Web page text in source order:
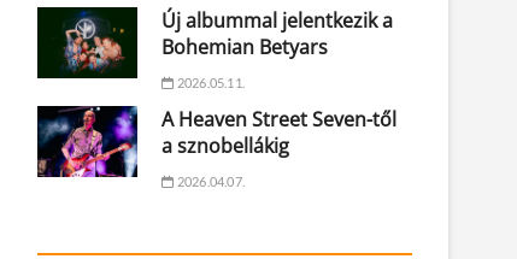
Új albummal jelentkezik a
Bohemian Betyars
2026.05.11.
A Heaven Street Seven-től
a sznobellákig
2026.04.07.